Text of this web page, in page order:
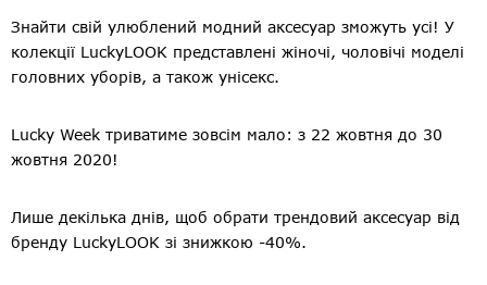
Знайти свій улюблений модний аксесуар зможуть усі! У
колекції LuckyLOOK представлені жіночі, чоловічі моделі
головних уборів, а також унісекс.
Lucky Week триватиме зовсім мало: з 22 жовтня до 30
жовтня 2020!
Лише декілька днів, щоб обрати трендовий аксесуар від
бренду LuckyLOOK зі знижкою -40%.